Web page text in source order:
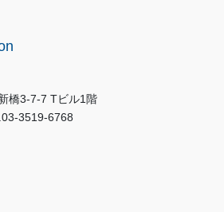
橋3-7-7 Tビル1階
3519-6768